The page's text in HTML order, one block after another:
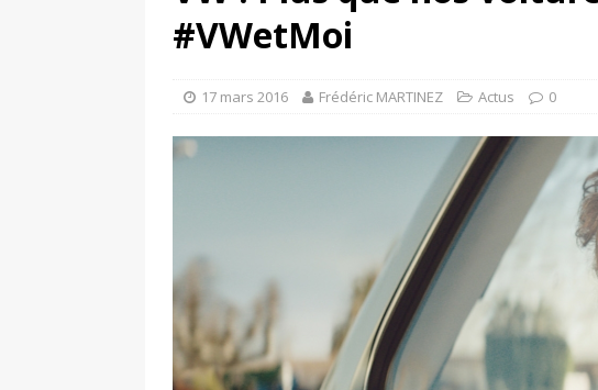
[ 4 avril 2026 ]
Les publications reprennent
[ 13 septembre 2025 ]
#VWetMoi
17 mars 2016 Frédéric MARTINEZ Actus 0